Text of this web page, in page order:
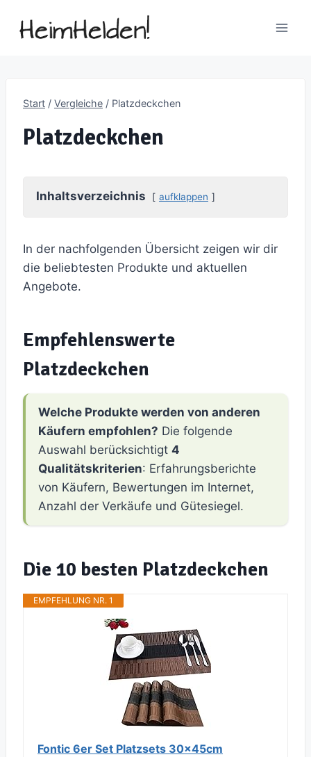
Inhalt
Start / Vergleiche / Platzdeckchen
Platzdeckchen
Inhaltsverzeichnis aufklappen
In der nachfolgenden Übersicht zeigen wir dir
die beliebtesten Produkte und aktuellen
Angebote.
Empfehlenswerte
Platzdeckchen
Welche Produkte werden von anderen
Käufern empfohlen? Die folgende
Auswahl berücksichtigt 4
Qualitätskriterien: Erfahrungsberichte
von Käufern, Bewertungen im Internet,
Anzahl der Verkäufe und Gütesiegel.
Die 10 besten Platzdeckchen
EMPFEHLUNG NR. 1
Fontic 6er Set Platzsets 30x45cm